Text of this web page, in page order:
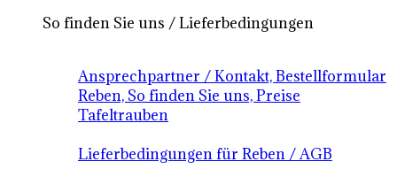
So finden Sie uns / Lieferbedingungen
Ansprechpartner / Kontakt, Bestellformular
Reben, So finden Sie uns, Preise
Tafeltrauben
Lieferbedingungen für Reben / AGB